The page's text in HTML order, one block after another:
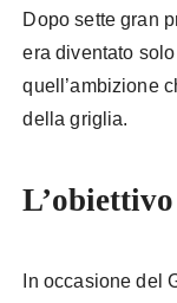
Dopo sette gran
era diventato
quell’ambizione
della griglia.
In occasione del